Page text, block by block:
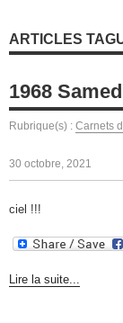
ARTICLES
1968
Rubrique(s) : Carnets
30 octobre, 2021
ciel !!!
Lire la suite...